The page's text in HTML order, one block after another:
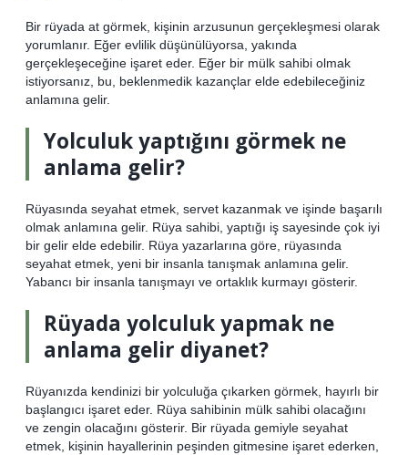
Bir rüyada at görmek, kişinin arzusunun gerçekleşmesi olarak
yorumlanır. Eğer evlilik düşünülüyorsa, yakında
gerçekleşeceğine işaret eder. Eğer bir mülk sahibi olmak
istiyorsanız, bu, beklenmedik kazançlar elde edebileceğiniz
anlamına gelir.
Yolculuk yaptığını görmek ne
anlama gelir?
Rüyasında seyahat etmek, servet kazanmak ve işinde başarılı
olmak anlamına gelir. Rüya sahibi, yaptığı iş sayesinde çok iyi
bir gelir elde edebilir. Rüya yazarlarına göre, rüyasında
seyahat etmek, yeni bir insanla tanışmak anlamına gelir.
Yabancı bir insanla tanışmayı ve ortaklık kurmayı gösterir.
Rüyada yolculuk yapmak ne
anlama gelir diyanet?
Rüyanızda kendinizi bir yolculuğa çıkarken görmek, hayırlı bir
başlangıcı işaret eder. Rüya sahibinin mülk sahibi olacağını
ve zengin olacağını gösterir. Bir rüyada gemiyle seyahat
etmek, kişinin hayallerinin peşinden gitmesine işaret ederken,